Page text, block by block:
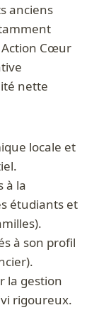
anciens
Action Cœur
nette
locale et
à la
étudiants et
à son profil
la gestion
rigoureux.